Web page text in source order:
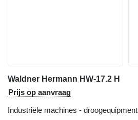
Waldner Hermann HW-17.2 H
Prijs op aanvraag
Industriële machines - droogequipment